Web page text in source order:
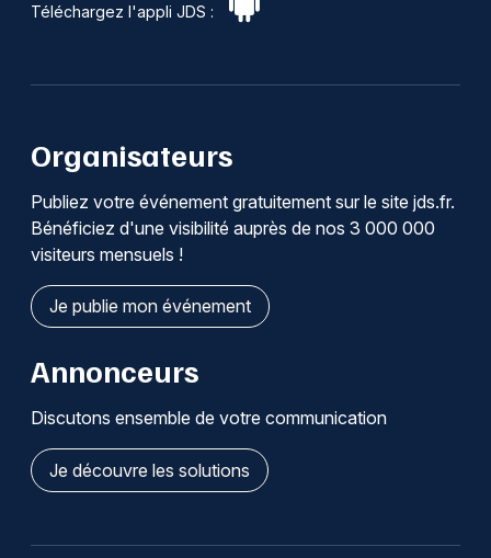
Téléchargez l'appli JDS :
Organisateurs
Publiez votre événement gratuitement sur le site jds.fr.
Bénéficiez d'une visibilité auprès de nos 3 000 000
visiteurs mensuels !
Je publie mon événement
Annonceurs
Discutons ensemble de votre communication
Je découvre les solutions